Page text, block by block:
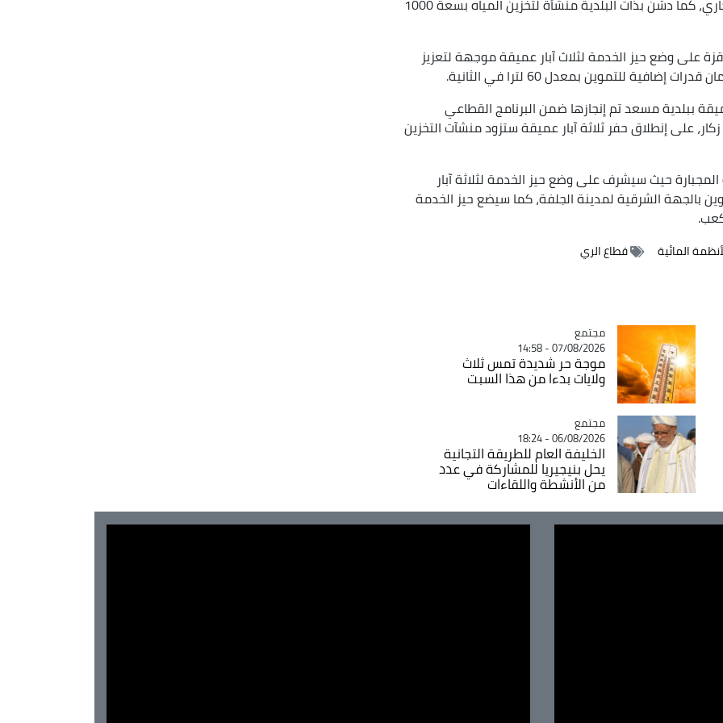
على وضع حيز الخدمة لثلاث آبار عميقة موجهة لتعزيز
للتموين بمعدل 60 لترا في الثانية.
ببلدية مسعد تم إنجازها ضمن البرنامج القطاعي
على إنطلاق حفر ثلاثة آبار عميقة ستزود منشآت التخزين
المجبارة حيث سيشرف على وضع حيز الخدمة لثلاثة آبار
بالجهة الشرقية لمدينة الجلفة، كما سيضع حيز الخدمة
المائية قطاع الري
Catégorie
مجتمع
07/08/2026 - 14:58
موجة حر شديدة تمس ثلاث
ولايات بدءا من هذا السبت
Catégorie
مجتمع
06/08/2026 - 18:24
الخليفة العام للطريقة التجانية
يحل بنيجيريا للمشاركة في عدد
من الأنشطة واللقاءات